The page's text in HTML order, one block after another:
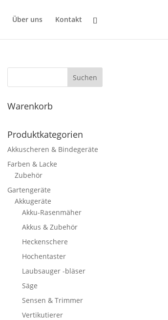
Über uns Kontakt
Suchen
Warenkorb
Produktkategorien
Akkuscheren & Bindegeräte
Farben & Lacke
Zubehör
Gartengeräte
Akkugeräte
Akku-Rasenmäher
Akkus & Zubehör
Heckenschere
Hochentaster
Laubsauger -bläser
Säge
Sensen & Trimmer
Vertikutierer